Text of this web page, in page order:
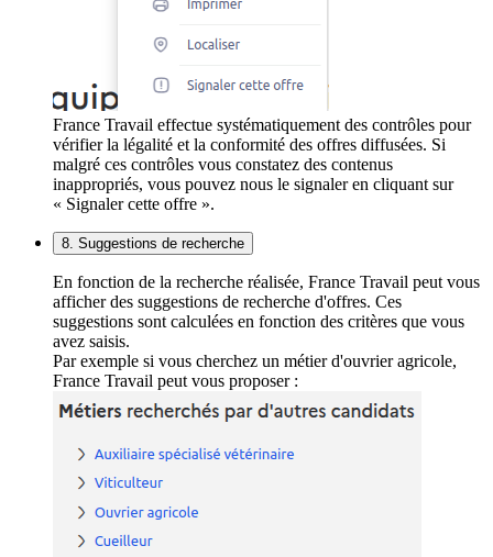
France Travail effectue systématiquement des contrôles pour
vérifier la légalité et la conformité des offres diffusées. Si
malgré ces contrôles vous constatez des contenus
inappropriés, vous pouvez nous le signaler en cliquant sur
« Signaler cette offre ».
8. Suggestions de recherche
En fonction de la recherche réalisée, France Travail peut vous
afficher des suggestions de recherche d'offres. Ces
suggestions sont calculées en fonction des critères que vous
avez saisis.
Par exemple si vous cherchez un métier d'ouvrier agricole,
France Travail peut vous proposer :